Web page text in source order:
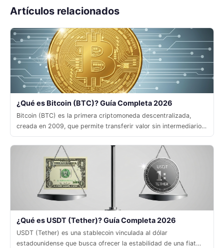
Artículos relacionados
¿Qué es Bitcoin (BTC)? Guía Completa 2026
Bitcoin (BTC) es la primera criptomoneda descentralizada,
creada en 2009, que permite transferir valor sin intermediarios
mediante una red peer‑to‑peer segura.
¿Qué es USDT (Tether)? Guía Completa 2026
USDT (Tether) es una stablecoin vinculada al dólar
estadounidense que busca ofrecer la estabilidad de una fiat